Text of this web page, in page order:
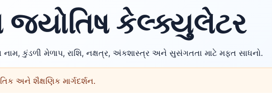
જ્યોતિષ કેલ્ક્યુલેટર
નામ, કુંડળી મેળાપ, રાશિ, નક્ષત્ર, અંકશાસ્ત્ર અને સુસંગતતા માટે મફત સાધનો.
અને શૈક્ષણિક માર્ગદર્શન.